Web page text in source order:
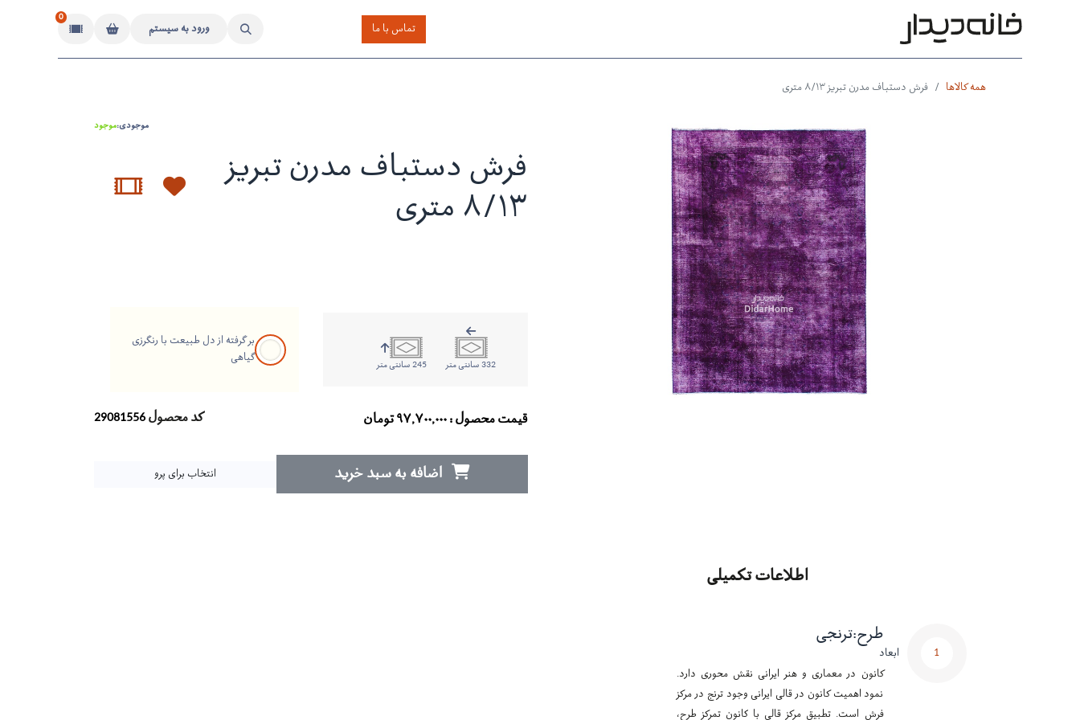
تماس با ما ورود به سیستم
0
همه کالاها فرش دستباف مدرن تبریز ۸/۱۳ متری
موجودی:موجود
فرش دستباف مدرن تبریز
۸/۱۳ متری
332 سانتی متر 245 سانتی متر
بر گرفته از دل طبیعت با رنگرزی
گیاهی
قیمت محصول :۹۷,۷۰۰,۰۰۰تومان کد محصول29081556
اضافه به سبد خرید انتخاب برای پرو
اطلاعات تکمیلی
1 ابعاد
طرح:ترنجی
کانون در معماری و هنر ایرانی نقش محوری دارد.
نمود اهمیت کانون در قالی ایرانی وجود ترنج در مرکز
فرش است. تطبیق مرکز قالی با کانون تمرکز طرح،